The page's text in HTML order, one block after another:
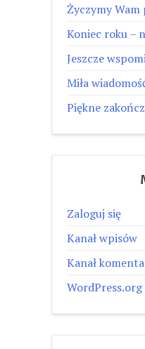
Życzymy Wam
Koniec roku –
Jeszcze
Miła
Piękne
Zaloguj się
Kanał wpisów
Kanał
WordPress.org